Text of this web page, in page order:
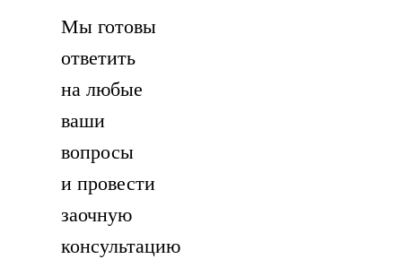
Мы готовы
ответить
на любые
ваши
вопросы
и провести
заочную
консультацию